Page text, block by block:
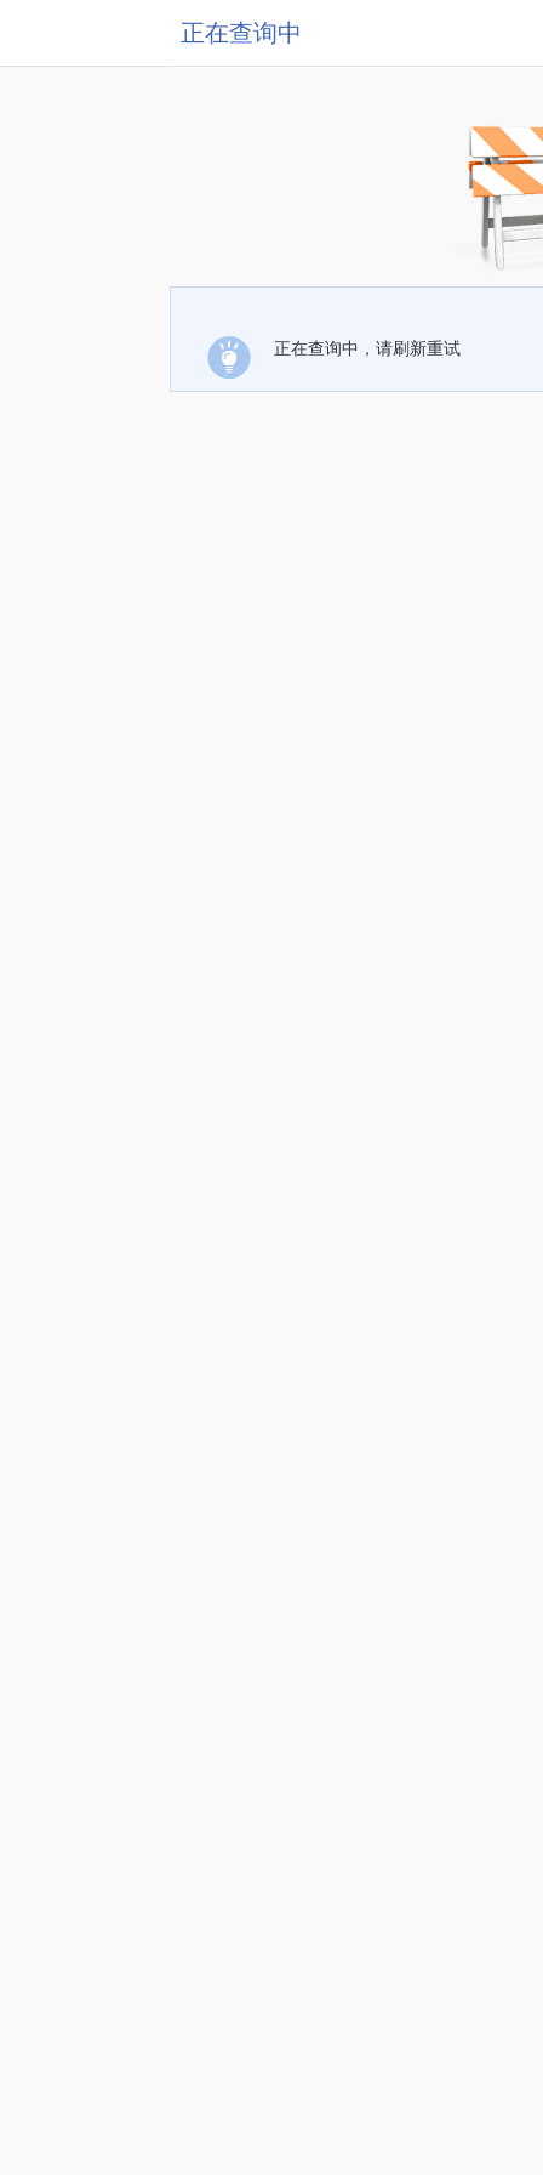
正在查询中
正在查询中，请刷新重试